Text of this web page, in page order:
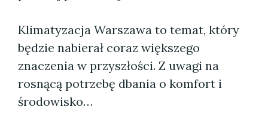
Klimatyzacja Warszawa to temat, który
będzie nabierał coraz większego
znaczenia w przyszłości. Z uwagi na
rosnącą potrzebę dbania o komfort i
środowisko…